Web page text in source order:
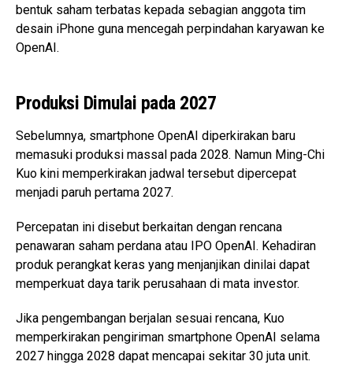
bentuk saham terbatas kepada sebagian anggota tim
desain iPhone guna mencegah perpindahan karyawan ke
OpenAI.
Produksi Dimulai pada 2027
Sebelumnya, smartphone OpenAI diperkirakan baru
memasuki produksi massal pada 2028. Namun Ming-Chi
Kuo kini memperkirakan jadwal tersebut dipercepat
menjadi paruh pertama 2027.
Percepatan ini disebut berkaitan dengan rencana
penawaran saham perdana atau IPO OpenAI. Kehadiran
produk perangkat keras yang menjanjikan dinilai dapat
memperkuat daya tarik perusahaan di mata investor.
Jika pengembangan berjalan sesuai rencana, Kuo
memperkirakan pengiriman smartphone OpenAI selama
2027 hingga 2028 dapat mencapai sekitar 30 juta unit.